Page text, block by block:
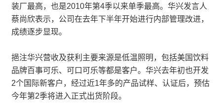
装厂最高，也是2010年第4季以来单季最高。华兴发言人
蔡尚欣表示，公司在去年下半年开始进行内部管理改进，
成绩逐步显现。
挹注华兴营收及获利主要来源是低温照明，包括美国饮料
品牌百事可乐、可口可乐等都是客户。华兴去年初也开发
2个国际新客户，经过近1年多的产品试样、认证后，预估
今年第2季将进入正式出货阶段。